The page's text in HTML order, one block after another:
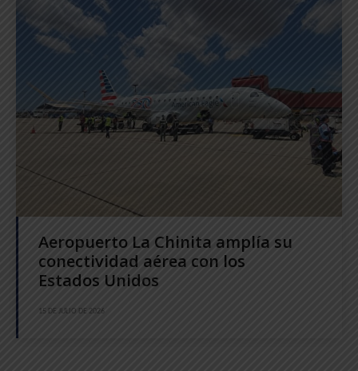
Aeropuerto La Chinita amplía su
conectividad aérea con los
Estados Unidos
15 DE JULIO DE 2026